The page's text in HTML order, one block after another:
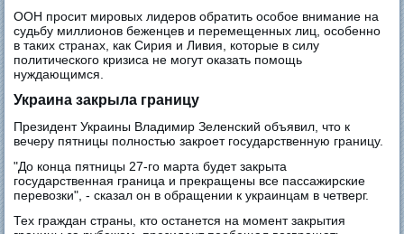
ООН просит мировых лидеров обратить особое внимание на
судьбу миллионов беженцев и перемещенных лиц, особенно
в таких странах, как Сирия и Ливия, которые в силу
политического кризиса не могут оказать помощь
нуждающимся.
Украина закрыла границу
Президент Украины Владимир Зеленский объявил, что к
вечеру пятницы полностью закроет государственную границу.
"До конца пятницы 27-го марта будет закрыта
государственная граница и прекращены все пассажирские
перевозки", - сказал он в обращении к украинцам в четверг.
Тех граждан страны, кто останется на момент закрытия